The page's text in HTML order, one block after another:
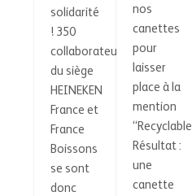
solidarité
! 350
collaborateurs
du siège
HEINEKEN
France et
France
Boissons
se sont
donc
nos
canettes
pour
laisser
place à la
mention
“Recyclable.
Résultat :
une
canette